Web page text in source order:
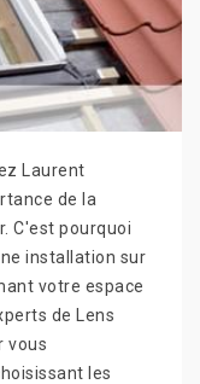
Laurent
de la
C'est pourquoi
installation sur
votre espace
de Lens
vous
les